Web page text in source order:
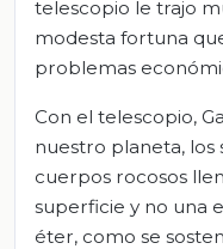
telescopio le trajo
modesta fortuna
problemas
Con el telescopio,
nuestro planeta, los
cuerpos rocosos
superficie y no una
éter, como se